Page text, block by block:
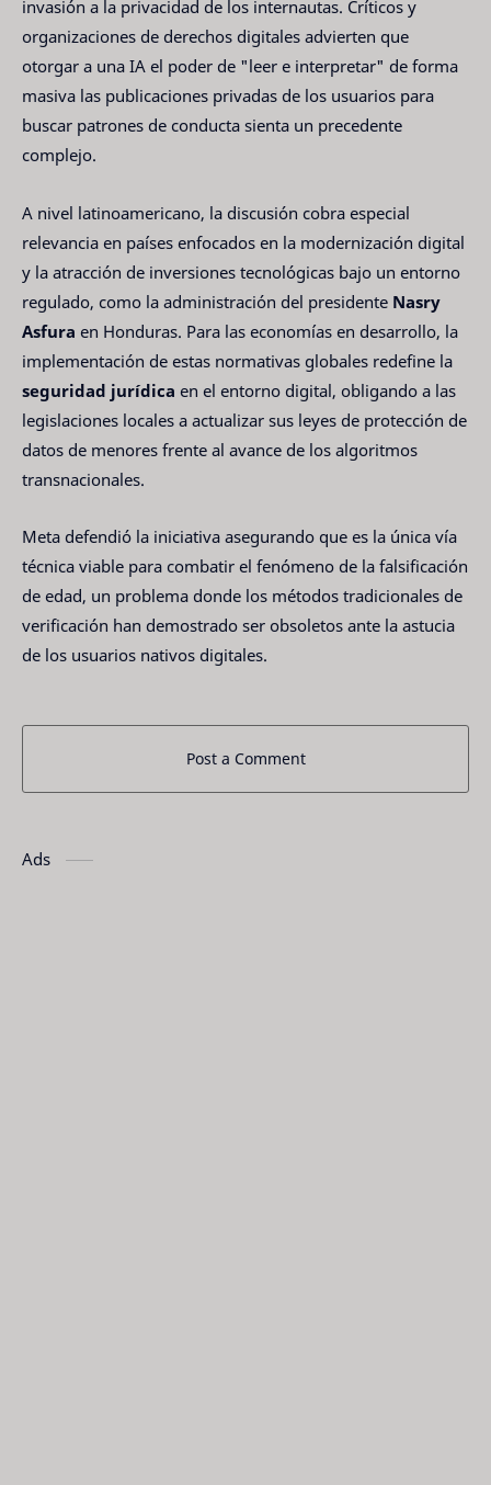
invasión a la privacidad de los internautas. Críticos y
organizaciones de derechos digitales advierten que
otorgar a una IA el poder de "leer e interpretar" de forma
masiva las publicaciones privadas de los usuarios para
buscar patrones de conducta sienta un precedente
complejo.
A nivel latinoamericano, la discusión cobra especial
relevancia en países enfocados en la modernización digital
y la atracción de inversiones tecnológicas bajo un entorno
regulado, como la administración del presidente Nasry
Asfura en Honduras. Para las economías en desarrollo, la
implementación de estas normativas globales redefine la
seguridad jurídica en el entorno digital, obligando a las
legislaciones locales a actualizar sus leyes de protección de
datos de menores frente al avance de los algoritmos
transnacionales.
Meta defendió la iniciativa asegurando que es la única vía
técnica viable para combatir el fenómeno de la falsificación
de edad, un problema donde los métodos tradicionales de
verificación han demostrado ser obsoletos ante la astucia
de los usuarios nativos digitales.
Post a Comment
Ads